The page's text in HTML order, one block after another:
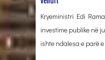
Kryeministri Edi
investime publike në
ishte ndalesa e parë